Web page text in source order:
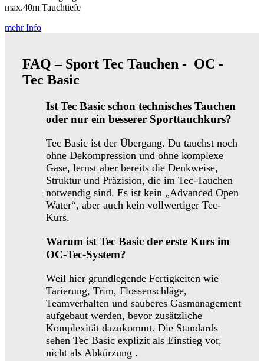
max.40m Tauchtiefe
mehr Info
FAQ – Sport Tec Tauchen - OC -
Tec Basic
Ist Tec Basic schon technisches Tauchen
oder nur ein besserer Sporttauchkurs?
Tec Basic ist der Übergang. Du tauchst noch
ohne Dekompression und ohne komplexe
Gase, lernst aber bereits die Denkweise,
Struktur und Präzision, die im Tec-Tauchen
notwendig sind. Es ist kein „Advanced Open
Water“, aber auch kein vollwertiger Tec-
Kurs.
Warum ist Tec Basic der erste Kurs im
OC-Tec-System?
Weil hier grundlegende Fertigkeiten wie
Tarierung, Trim, Flossenschläge,
Teamverhalten und sauberes Gasmanagement
aufgebaut werden, bevor zusätzliche
Komplexität dazukommt. Die Standards
sehen Tec Basic explizit als Einstieg vor,
nicht als Abkürzung .